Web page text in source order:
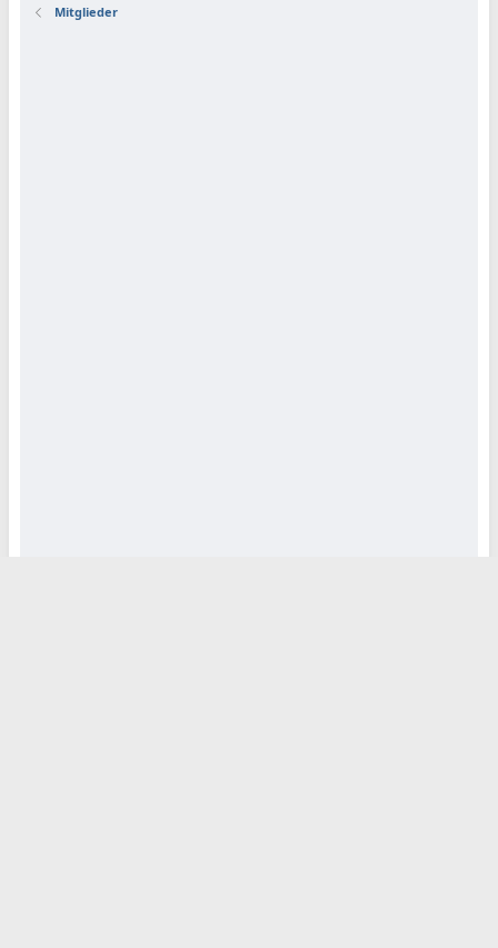
Mitglieder